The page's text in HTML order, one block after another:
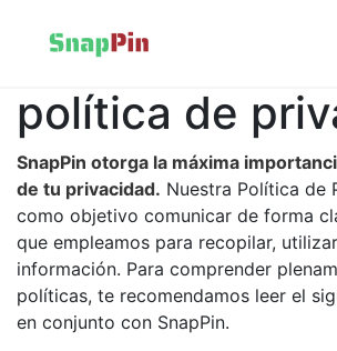
política de
SnapPin otorga la máxima
de tu privacidad. Nuestra Política de
como objetivo comunicar de forma
que empleamos para recopilar,
información. Para comprender
políticas, te recomendamos leer el
en conjunto con SnapPin.